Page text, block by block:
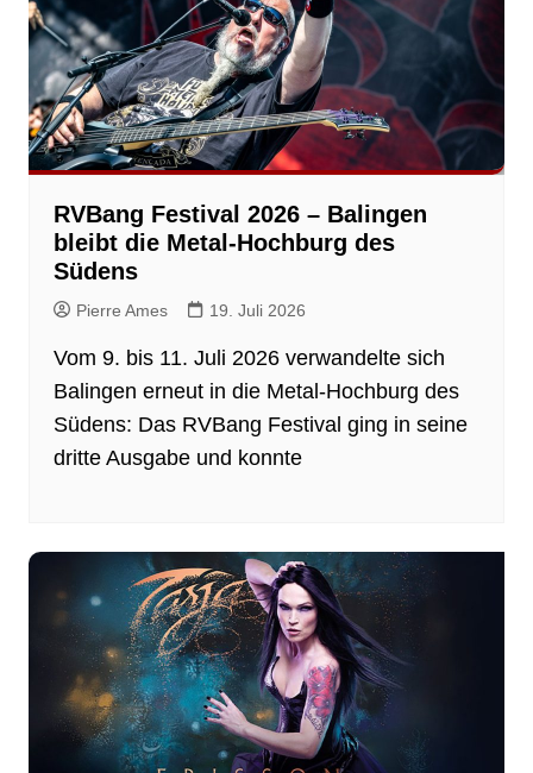
RVBang Festival 2026 – Balingen
bleibt die Metal-Hochburg des
Südens
Pierre Ames 19. Juli 2026
Vom 9. bis 11. Juli 2026 verwandelte sich
Balingen erneut in die Metal-Hochburg des
Südens: Das RVBang Festival ging in seine
dritte Ausgabe und konnte